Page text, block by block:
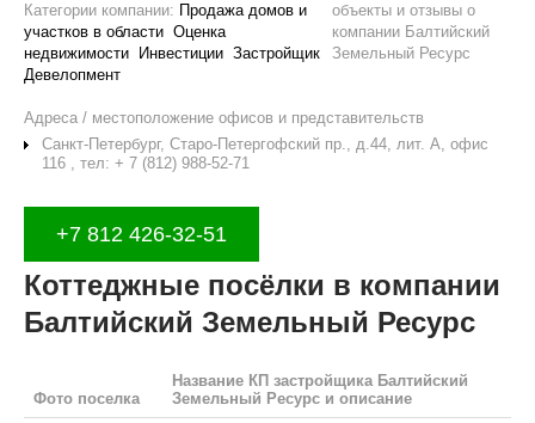
Категории компании: Продажа домов и
участков в области Оценка
недвижимости
Инвестиции Застройщик
Девелопмент
Адреса / местоположение офисов и представительств
Санкт-Петербург, Старо-Петергофский пр., д.44, лит. А, офис
116 , тел: + 7 (812) 988-52-71
+7 812 426-32-51
Коттеджные посёлки в компании
Балтийский Земельный Ресурс
Фото поселка
Название КП застройщика Балтийский
Земельный Ресурс и описание